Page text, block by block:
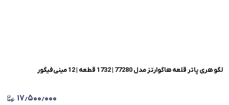
لگو هری پاتر قلعه هاگوارتز مدل 77280 | 1732 قطعه | 12 مینی‌فیگور
۱۷٫۵۰۰٫۰۰۰